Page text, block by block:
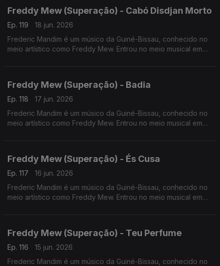
Freddy Mew (Superação) - Cabó Disdjan Morto
Ep. 119
18 jun. 2026
Frederic Mandim é um músico da Guiné-Bissau, conhecido no
meio artístico como Freddy Mew. Entrou no meio musical em
Freddy Mew (Superação) - Badia
Ep. 118
17 jun. 2026
Frederic Mandim é um músico da Guiné-Bissau, conhecido no
meio artístico como Freddy Mew. Entrou no meio musical em
Freddy Mew (Superação) - És Cusa
Ep. 117
16 jun. 2026
Frederic Mandim é um músico da Guiné-Bissau, conhecido no
meio artístico como Freddy Mew. Entrou no meio musical em
Freddy Mew (Superação) - Teu Perfume
Ep. 116
15 jun. 2026
Frederic Mandim é um músico da Guiné-Bissau, conhecido no